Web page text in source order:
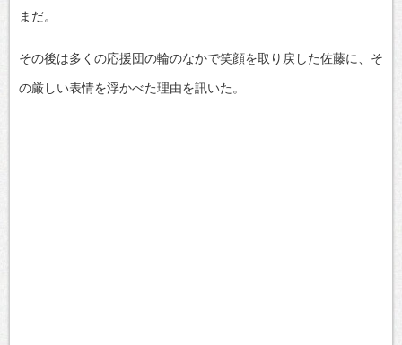
まだ。
その後は多くの応援団の輪のなかで笑顔を取り戻した佐藤に、そ
の厳しい表情を浮かべた理由を訊いた。